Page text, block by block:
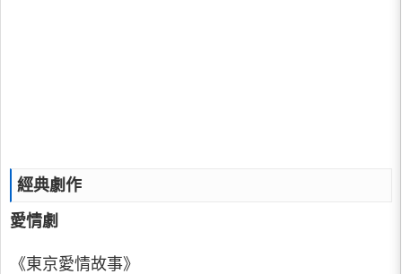
經典劇作
愛情劇
《東京愛情故事》